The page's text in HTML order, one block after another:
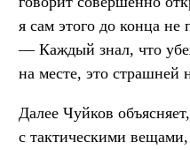
я сам этого до конца
— Каждый знал, что
на месте, это страшней
Далее Чуйков
с тактическими